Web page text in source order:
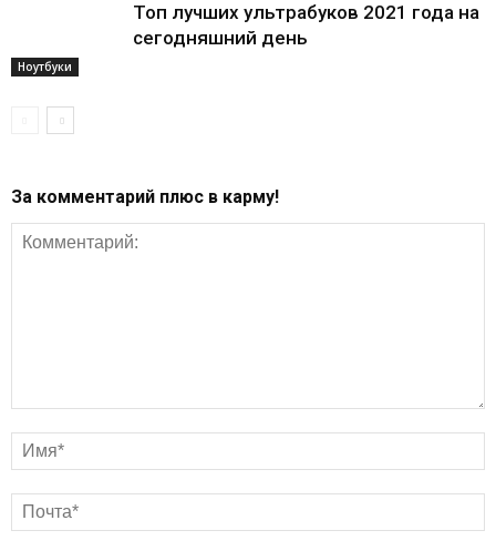
Ноутбуки
Топ лучших ультрабуков 2021 года на
сегодняшний день
За комментарий плюс в карму!